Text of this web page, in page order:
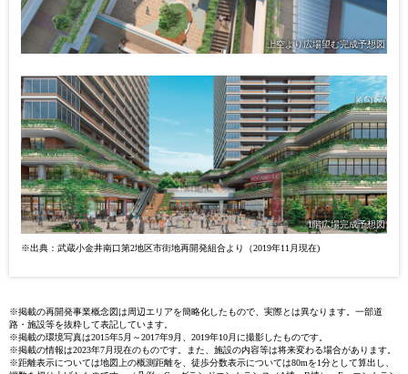
上空より広場望む完成予想図
1階広場完成予想図
※出典：武蔵小金井南口第2地区市街地再開発組合より（2019年11月現在)
※掲載の再開発事業概念図は周辺エリアを簡略化したもので、実際とは異なります。一部道
路・施設等を抜粋して表記しています。
※掲載の環境写真は2015年5月～2017年9月、2019年10月に撮影したものです。
※掲載の情報は2023年7月現在のものです。また、施設の内容等は将来変わる場合があります。
※距離表示については地図上の概測距離を、徒歩分数表示については80mを1分として算出し、